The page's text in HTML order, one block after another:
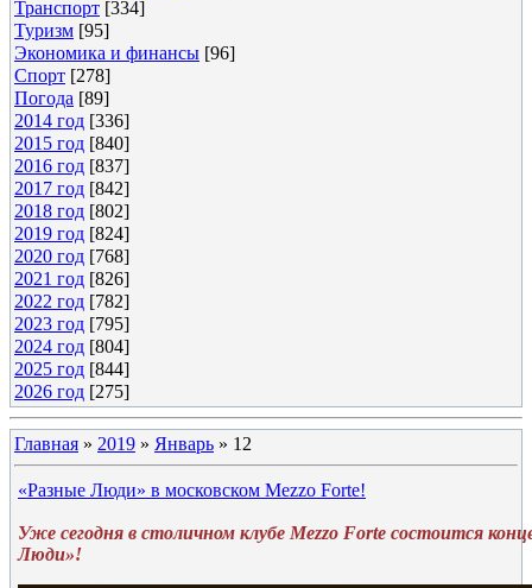
Транспорт [334]
Туризм [95]
Экономика и финансы [96]
Спорт [278]
Погода [89]
2014 год [336]
2015 год [840]
2016 год [837]
2017 год [842]
2018 год [802]
2019 год [824]
2020 год [768]
2021 год [826]
2022 год [782]
2023 год [795]
2024 год [804]
2025 год [844]
2026 год [275]
Главная » 2019 » Январь » 12
«Разные Люди» в московском Mezzo Forte!
Уже сегодня в столичном клубе Mezzo Forte состоится
Люди»!